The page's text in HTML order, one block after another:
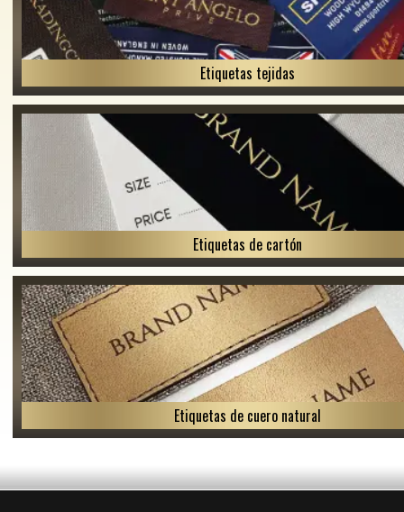
Etiquetas tejidas
Etiquetas de cartón
Etiquetas de cuero natural